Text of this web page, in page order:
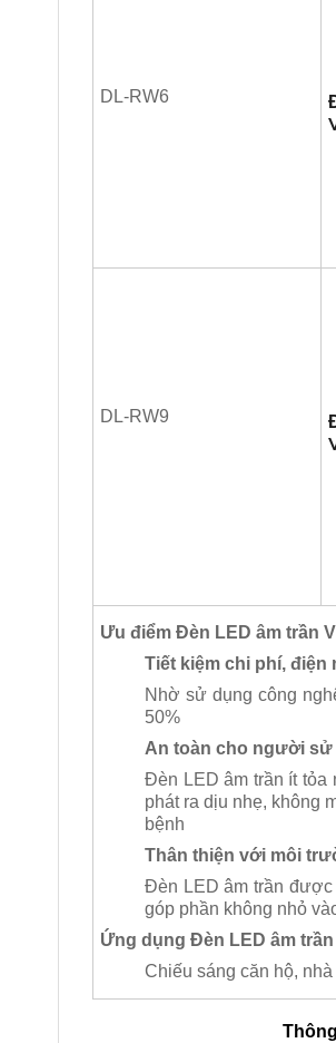
DL-RW6
DL-RW9
Ưu điểm Đèn LED âm trần
Tiết kiệm chi phí, điện
Nhờ sử dụng công
50%
An toàn cho người sử
Đèn LED âm trần ít tỏa
phát ra dịu nhẹ, không
bệnh
Thân thiện với môi
Đèn LED âm trần được
góp phần không nhỏ
Ứng dụng Đèn LED âm
Chiếu sáng căn hộ,